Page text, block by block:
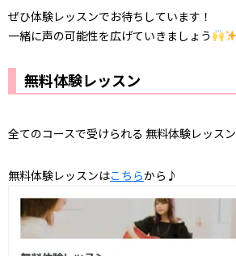
ぜひ体験レッスンでお待ちしています！
一緒に声の可能性を広げていきましょう
無料体験レッスン
全てのコースで受けられる 無料体験レッスン
無料体験レッスンはこちらから♪